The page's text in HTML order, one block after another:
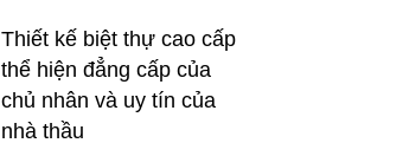
Thiết kế biệt thự cao cấp
thể hiện đẳng cấp của
chủ nhân và uy tín của
nhà thầu